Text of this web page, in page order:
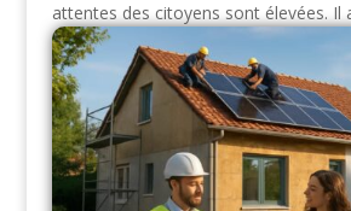
attentes des citoyens sont élevées. Il